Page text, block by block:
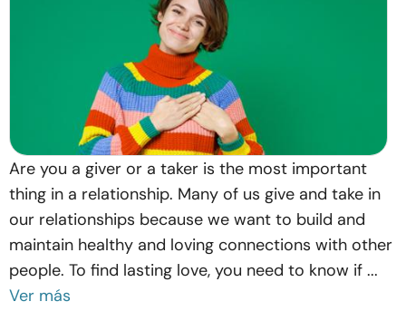
Are you a giver or a taker is the most important
thing in a relationship. Many of us give and take in
our relationships because we want to build and
maintain healthy and loving connections with other
people. To find lasting love, you need to know if ...
Ver más